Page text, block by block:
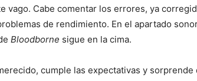
vago. Cabe comentar los errores, ya
de rendimiento. En el apartado
Bloodborne sigue en la cima.
cumple las expectativas y sorprende